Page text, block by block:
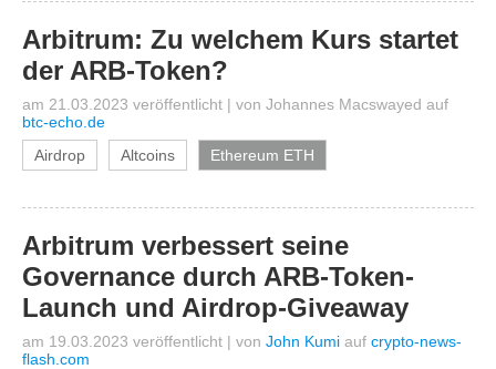
Arbitrum: Zu welchem Kurs startet
der ARB-Token?
am 21.03.2023 veröffentlicht | von Johannes Macswayed auf
btc-echo.de
Airdrop
Altcoins Ethereum ETH
Arbitrum verbessert seine
Governance durch ARB-Token-
Launch und Airdrop-Giveaway
am 19.03.2023 veröffentlicht | von John Kumi auf crypto-news-
flash.com